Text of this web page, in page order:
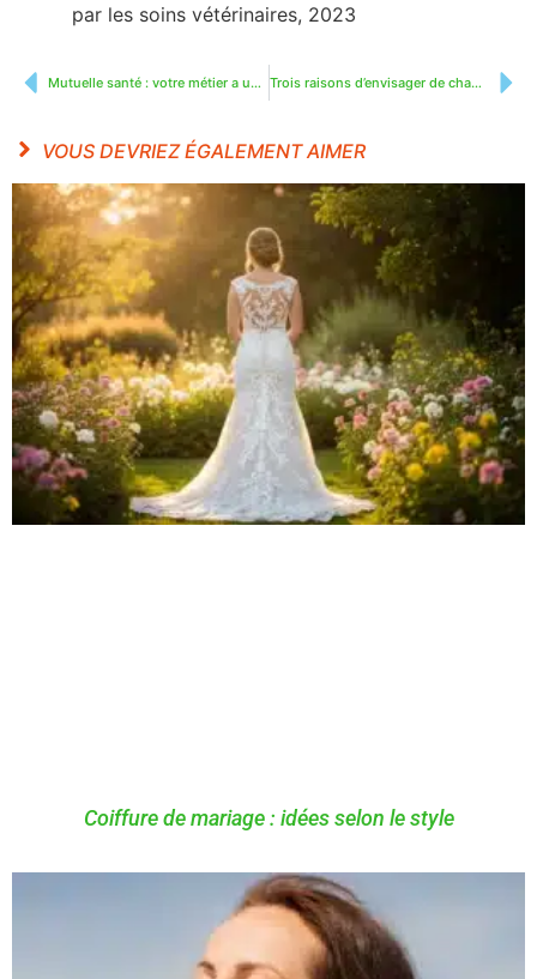
par les soins vétérinaires, 2023
Mutuelle santé : votre métier a un impact sur son coût Trois raisons d’envisager de changer de mutuelle santé en 2024
VOUS DEVRIEZ ÉGALEMENT AIMER
Coiffure de mariage : idées selon le style